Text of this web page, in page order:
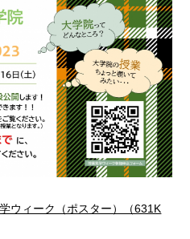
ウィーク（ポスター）（631K